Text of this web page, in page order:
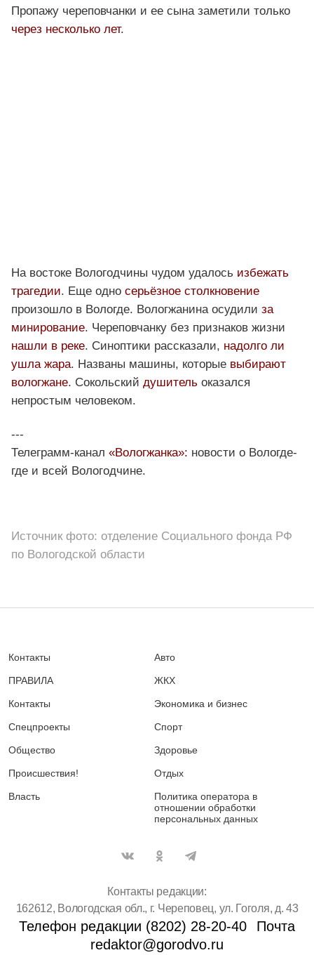
Пропажу череповчанки и ее сына заметили только
через несколько лет.
На востоке Вологодчины чудом удалось избежать
трагедии. Еще одно серьёзное столкновение
произошло в Вологде. Вологжанина осудили за
минирование. Череповчанку без признаков жизни
нашли в реке. Синоптики рассказали, надолго ли
ушла жара. Названы машины, которые выбирают
вологжане. Сокольский душитель оказался
непростым человеком.
---
Телеграмм-канал «Вологжанка»: новости о Вологде-
где и всей Вологодчине.
Источник фото: отделение Социального фонда РФ
по Вологодской области
Контакты
ПРАВИЛА
Контакты
Спецпроекты
Общество
Происшествия!
Власть
Авто
ЖКХ
Экономика и бизнес
Спорт
Здоровье
Отдых
Политика оператора в
отношении обработки
персональных данных
Контакты редакции:
162612, Вологодская обл., г. Череповец, ул. Гоголя, д. 43
Телефон редакции (8202) 28-20-40
Почта
redaktor@gorodvo.ru